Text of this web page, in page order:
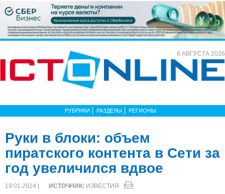
6 АВГУСТА 2026
РУБРИКИ РАЗДЕЛЫ РЕГИОНЫ
Руки в блоки: объем
пиратского контента в Сети за
год увеличился вдвое
19.01.2024 | ИСТОЧНИК: ИЗВЕСТИЯ